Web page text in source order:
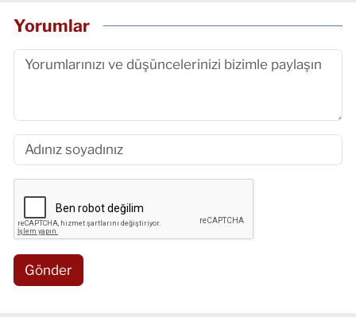
Yorumlar
Gönder